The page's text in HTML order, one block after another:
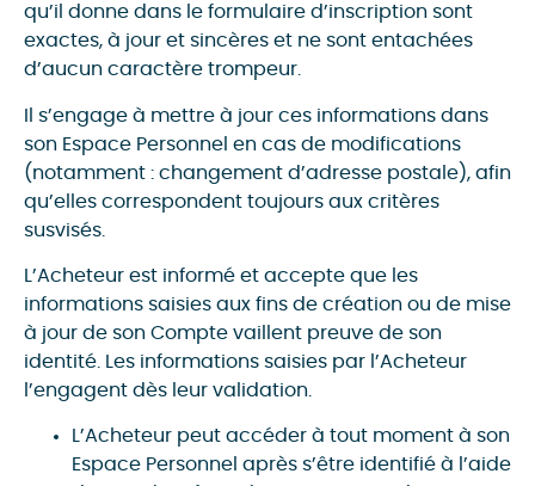
qu’il donne dans le formulaire d’inscription sont
exactes, à jour et sincères et ne sont entachées
d’aucun caractère trompeur.
Il s’engage à mettre à jour ces informations dans
son Espace Personnel en cas de modifications
(notamment : changement d’adresse postale), afin
qu’elles correspondent toujours aux critères
susvisés.
L’Acheteur est informé et accepte que les
informations saisies aux fins de création ou de mise
à jour de son Compte vaillent preuve de son
identité. Les informations saisies par l’Acheteur
l’engagent dès leur validation.
L’Acheteur peut accéder à tout moment à son
Espace Personnel après s’être identifié à l’aide